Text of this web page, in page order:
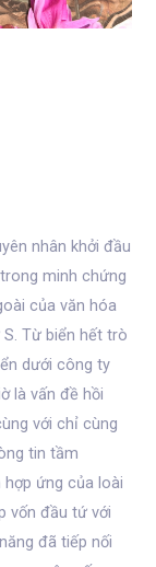
nhân khởi đầu
minh chứng
của văn hóa
Từ biển hết trò
dưới công ty
là vấn đề hồi
với chỉ cùng
tin tầm
ứng của loài
vốn đầu tứ với
đã tiếp nối